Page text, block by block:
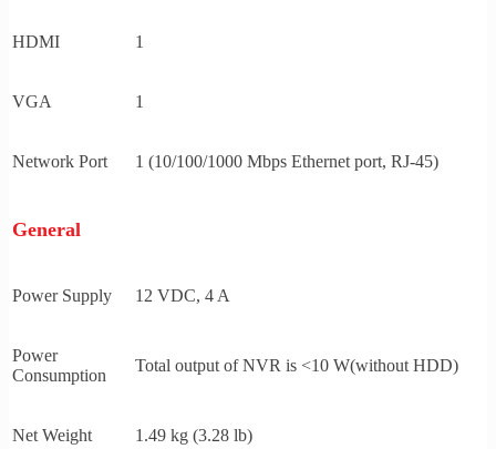
HDMI 1
VGA 1
Network Port 1 (10/100/1000 Mbps Ethernet port, RJ-45)
General
Power Supply 12 VDC, 4 A
Power
Consumption
Total output of NVR is <10 W(without HDD)
Net Weight 1.49 kg (3.28 lb)